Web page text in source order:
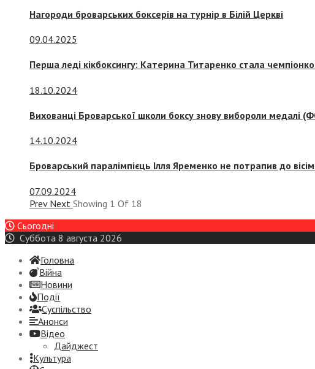
Нагороди броварських боксерів на турнір в Білій Церкві
09.04.2025
Перша леді кікбоксингу: Катерина Титаренко стала
18.10.2024
Вихованці Броварської школи боксу знову вибороли медалі
14.10.2024
Броварський паралімпієць Ілля Яременко не потрапив до
07.09.2024
Prev Next Showing 1 Of 18
Сьогодні
Суббота 8 августа 2026
Головна
Війна
Новини
Події
Суспiльство
Анонси
Відео
Дайджест
Культура